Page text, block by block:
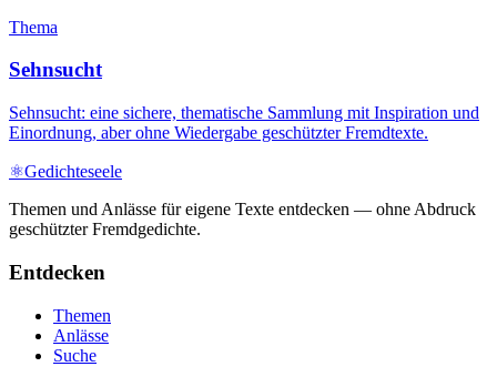
Thema
Sehnsucht
Sehnsucht: eine sichere, thematische Sammlung mit Inspiration und
Einordnung, aber ohne Wiedergabe geschützter Fremdtexte.
⚛Gedichteseele
Themen und Anlässe für eigene Texte entdecken — ohne Abdruck
geschützter Fremdgedichte.
Entdecken
Themen
Anlässe
Suche